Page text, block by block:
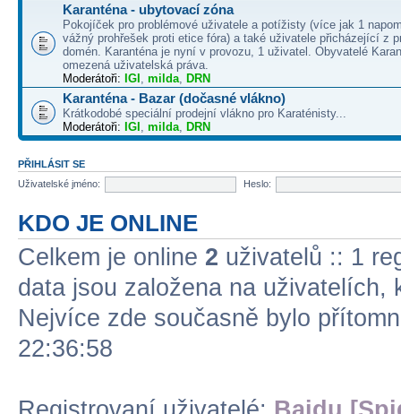
Karanténa - ubytovací zóna
Pokojíček pro problémové uživatele a potížisty (více jak 1
vážný prohřešek proti etice fóra) a také uživatele přicházející z
domén. Karanténa je nyní v provozu, 1 uživatel. Obyvatelé
omezená uživatelská práva.
Moderátoři: IGI , milda, DRN
Karanténa - Bazar (dočasné vlákno)
Krátkodobé speciální prodejní vlákno pro Karaténisty...
Moderátoři: IGI , milda, DRN
PŘIHLÁSIT SE
Uživatelské jméno:
Heslo:
KDO JE ONLINE
Celkem je online 2 uživatelů :: 1
data jsou založena na
Nejvíce zde současně bylo
22:36:58